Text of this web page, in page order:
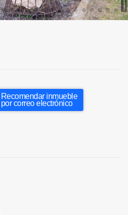
Recomendar inmueble
por correo electrónico